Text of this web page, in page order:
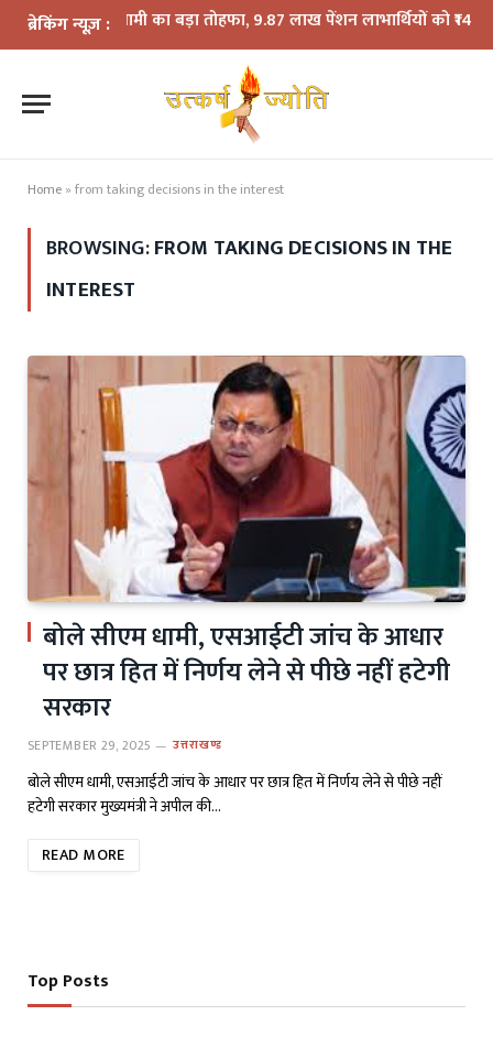
ब्रेकिंग न्यूज़ :
CM धामी का बड़ा तोहफा, 9.87 लाख पेंशन लाभार्थियों को ₹146.32
Home » from taking decisions in the interest
BROWSING:FROM TAKING DECISIONS IN THE
INTEREST
बोले सीएम धामी, एसआईटी जांच के आधार
पर छात्र हित में निर्णय लेने से पीछे नहीं हटेगी
सरकार
SEPTEMBER 29, 2025 उत्तराखण्ड
बोले सीएम धामी, एसआईटी जांच के आधार पर छात्र हित में निर्णय लेने से पीछे नहीं
हटेगी सरकार मुख्यमंत्री ने अपील की…
READ MORE
Top Posts